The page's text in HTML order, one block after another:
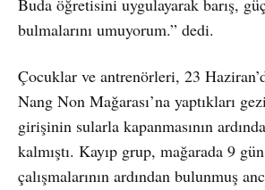
Buda öğretisini uygulayarak barış,
bulmalarını umuyorum.” dedi.
Çocuklar ve antrenörleri, 23
Nang Non Mağarası’na yaptıkları
girişinin sularla kapanmasının
kalmıştı. Kayıp grup, mağarada 9
çalışmalarının ardından bulunmuş